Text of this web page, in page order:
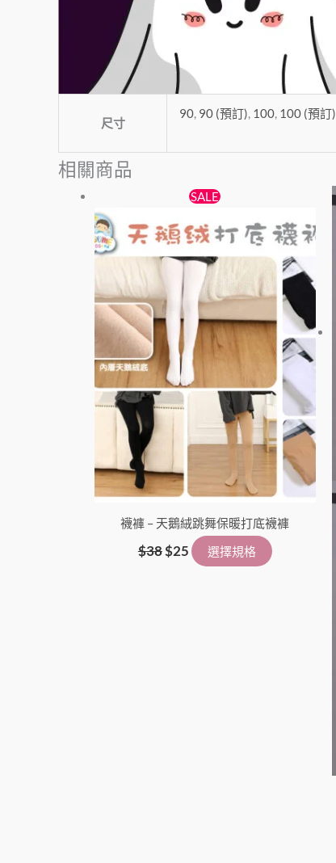
尺寸
90, 90 (預訂), 100, 100 (預訂)
相關商品
SALE
襪褲 – 天鵝絨跳舞保暖打底襪褲
$38
價
格：
$38。
$25
目
價
格：
$25。
選擇規格
品
有
多
種
款
式。
可
在
產
品
頁
選
擇
選